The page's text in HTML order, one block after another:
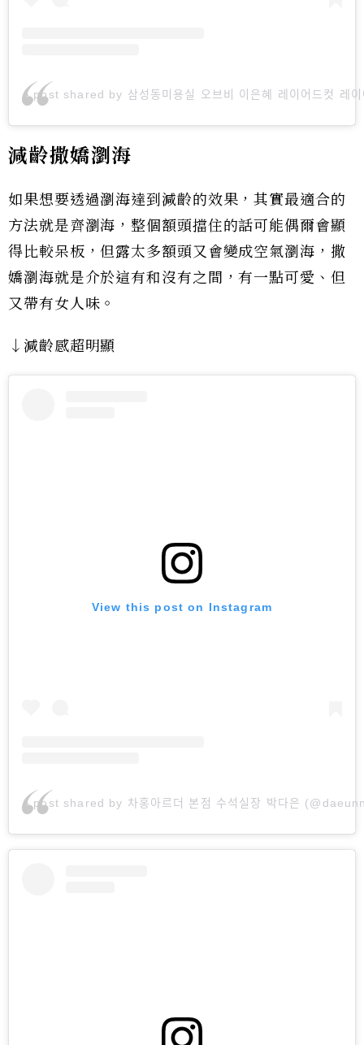
A post shared by 삼성동미용실 오브비 이은혜 레이어드컷 레
減齡撒嬌瀏海
如果想要透過瀏海達到減齡的效果，其實最適合的
方法就是齊瀏海，整個額頭擋住的話可能偶爾會顯
得比較呆板，但露太多額頭又會變成空氣瀏海，撒
嬌瀏海就是介於這有和沒有之間，有一點可愛、但
又帶有女人味。
↓減齡感超明顯
View this post on Instagram
A post shared by 차홍아르더 본점 수석실장 박다은